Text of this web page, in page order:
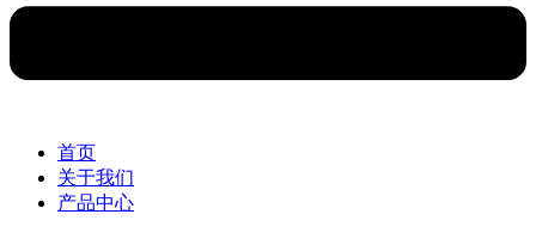
首页
关于我们
产品中心